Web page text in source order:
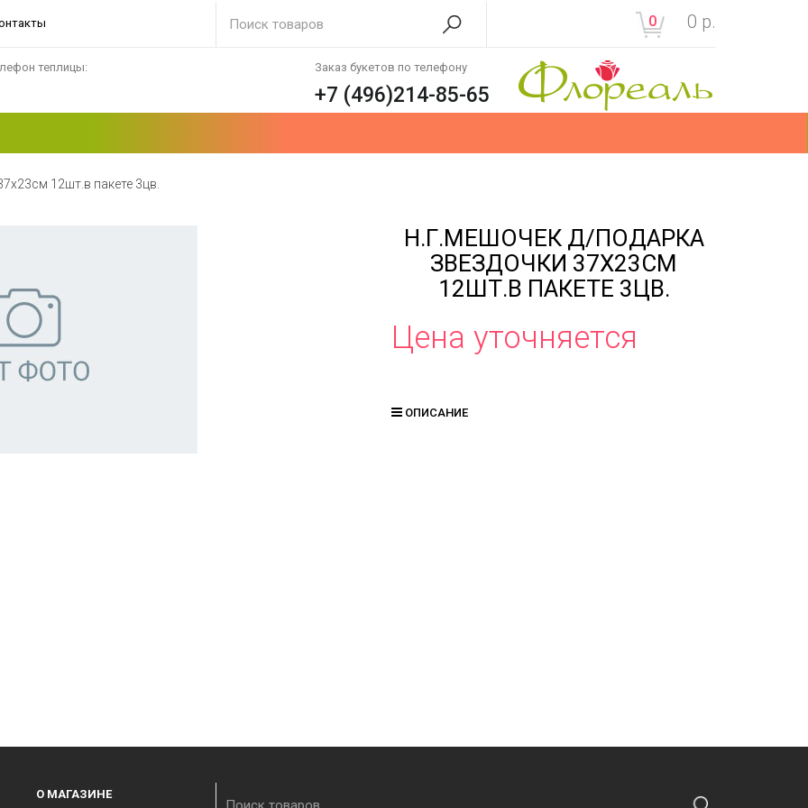
0 0 р.
теплицы: Заказ букетов по телефону
+7 (496)214-85-65
12шт.в пакете 3цв.
Н.Г.МЕШОЧЕК Д/ПОДАРКА
ЗВЕЗДОЧКИ 37Х23СМ
12ШТ.В ПАКЕТЕ 3ЦВ.
Цена уточняется
ОПИСАНИЕ
О МАГАЗИНЕ